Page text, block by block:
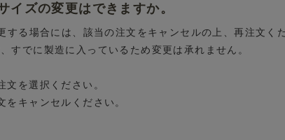
イズの変更はできますか。
る場合には、該当の注文をキャンセルの上、再注文く
すでに製造に入っているため変更は承れません。
文を選択ください。
キャンセルください。